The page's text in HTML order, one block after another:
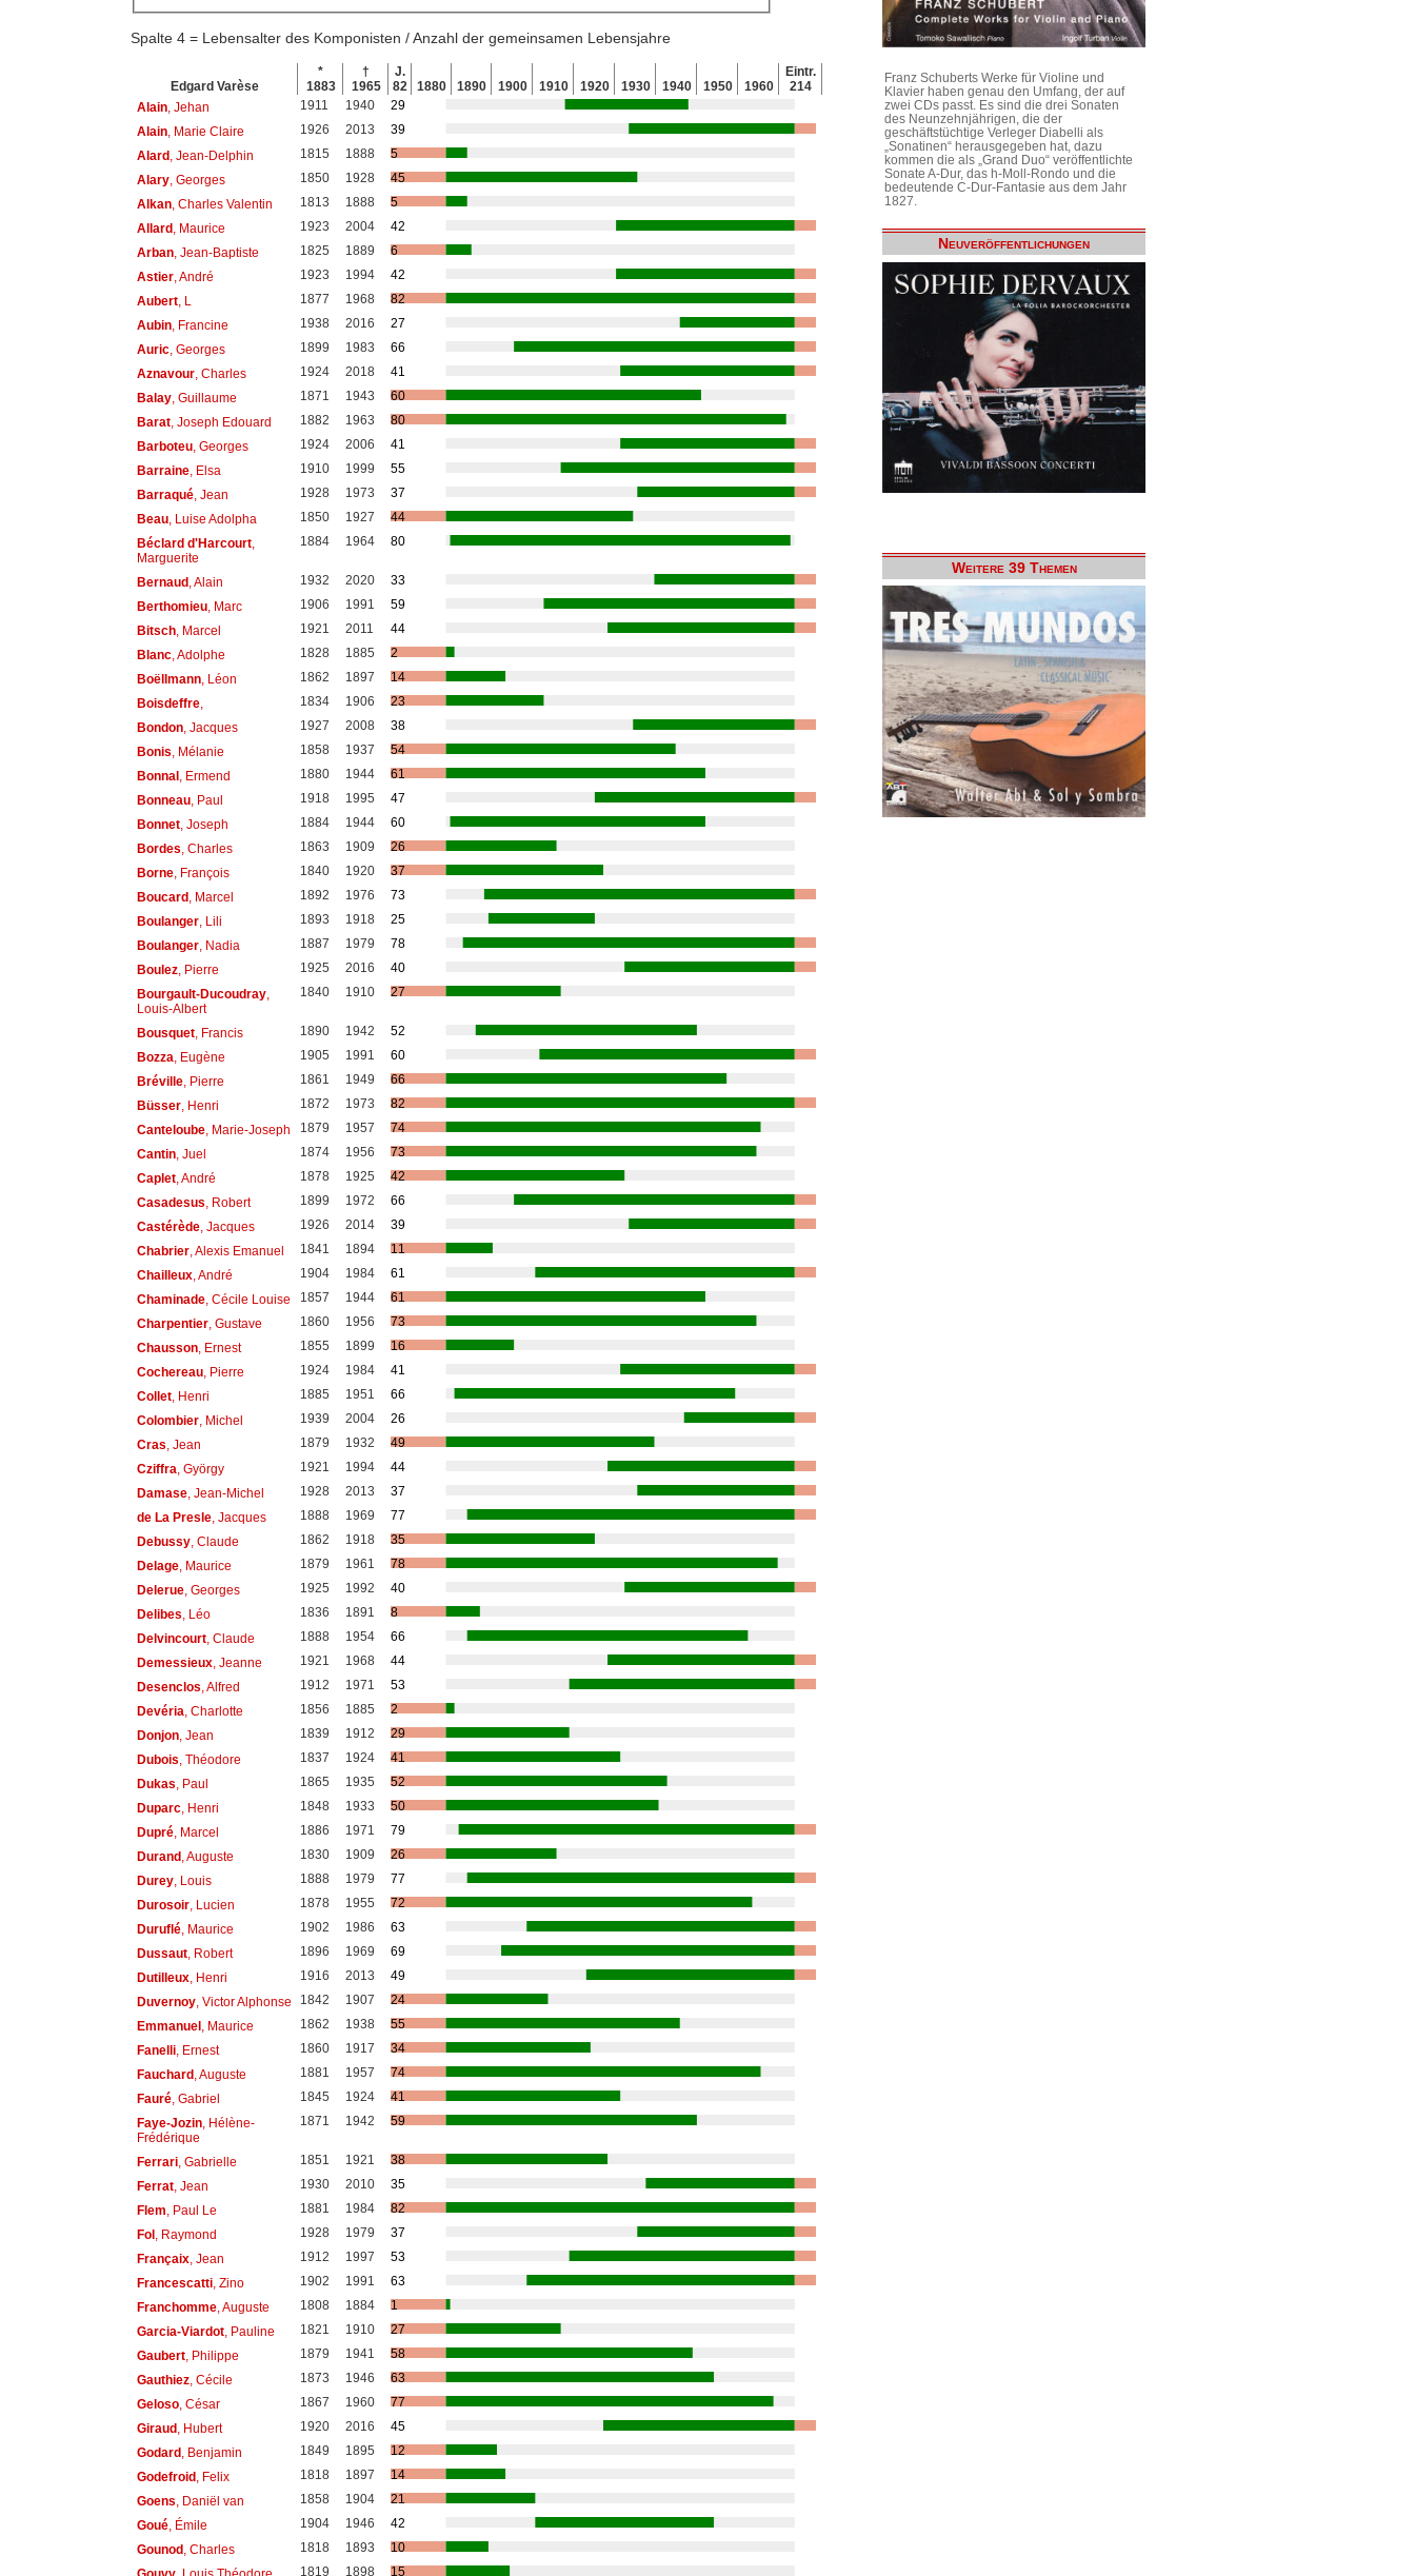
Spalte 4 = Lebensalter des Komponisten / Anzahl der gemeinsamen Lebensjahre
Edgard Varèse
*
1883
†
1965
J.
82
1880 1890 1900 1910 1920 1930 1940 1950 1960
Eintr.
214
Alain, Jehan 1911 1940
29
Alain, Marie Claire 1926 2013
39
Alard, Jean-Delphin 1815 1888
5
Alary, Georges 1850 1928
45
Alkan, Charles Valentin 1813 1888
5
Allard, Maurice 1923 2004
42
Arban, Jean-Baptiste 1825 1889
6
Astier, André 1923 1994
42
Aubert, L 1877 1968
82
Aubin, Francine 1938 2016
27
Auric, Georges 1899 1983
66
Aznavour, Charles 1924 2018
41
Balay, Guillaume 1871 1943
60
Barat, Joseph Edouard 1882 1963
80
Barboteu, Georges 1924 2006
41
Barraine, Elsa 1910 1999
55
Barraqué, Jean 1928 1973
37
Beau, Luise Adolpha 1850 1927
44
Béclard d'Harcourt,
Marguerite
1884 1964 80
Bernaud, Alain 1932 2020
33
Berthomieu, Marc 1906 1991
59
Bitsch, Marcel 1921 2011
44
Blanc, Adolphe 1828 1885
2
Boëllmann, Léon 1862 1897
14
Boisdeffre, 1834 1906
23
Bondon, Jacques 1927 2008
38
Bonis, Mélanie 1858 1937
54
Bonnal, Ermend 1880 1944
61
Bonneau, Paul 1918 1995
47
Bonnet, Joseph 1884 1944
60
Bordes, Charles 1863 1909
26
Borne, François 1840 1920
37
Boucard, Marcel 1892 1976
73
Boulanger, Lili 1893 1918
25
Boulanger, Nadia 1887 1979
78
Boulez, Pierre 1925 2016
40
Bourgault-Ducoudray,
Louis-Albert
1840 1910 27
Bousquet, Francis 1890 1942
52
Bozza, Eugène 1905 1991
60
Bréville, Pierre 1861 1949
66
Büsser, Henri 1872 1973
82
Canteloube, Marie-Joseph 1879 1957
74
Cantin, Juel 1874 1956
73
Caplet, André 1878 1925
42
Casadesus, Robert 1899 1972
66
Castérède, Jacques 1926 2014
39
Chabrier, Alexis Emanuel 1841 1894
11
Chailleux, André 1904 1984
61
Chaminade, Cécile Louise 1857 1944
61
Charpentier, Gustave 1860 1956
73
Chausson, Ernest 1855 1899
16
Cochereau, Pierre 1924 1984
41
Collet, Henri 1885 1951
66
Colombier, Michel 1939 2004
26
Cras, Jean 1879 1932
49
Cziffra, György 1921 1994
44
Damase, Jean-Michel 1928 2013
37
de La Presle, Jacques 1888 1969
77
Debussy, Claude 1862 1918
35
Delage, Maurice 1879 1961
78
Delerue, Georges 1925 1992
40
Delibes, Léo 1836 1891
8
Delvincourt, Claude 1888 1954
66
Demessieux, Jeanne 1921 1968
44
Desenclos, Alfred 1912 1971
53
Devéria, Charlotte 1856 1885
2
Donjon, Jean 1839 1912
29
Dubois, Théodore 1837 1924
41
Dukas, Paul 1865 1935
52
Duparc, Henri 1848 1933
50
Dupré, Marcel 1886 1971
79
Durand, Auguste 1830 1909
26
Durey, Louis 1888 1979
77
Durosoir, Lucien 1878 1955
72
Duruflé, Maurice 1902 1986
63
Dussaut, Robert 1896 1969
69
Dutilleux, Henri 1916 2013
49
Duvernoy, Victor Alphonse 1842 1907
24
Emmanuel, Maurice 1862 1938
55
Fanelli, Ernest 1860 1917
34
Fauchard, Auguste 1881 1957
74
Fauré, Gabriel 1845 1924
41
Faye-Jozin, Hélène-
Frédérique
1871 1942 59
Ferrari, Gabrielle 1851 1921
38
Ferrat, Jean 1930 2010
35
Flem, Paul Le 1881 1984
82
Fol, Raymond 1928 1979
37
Françaix, Jean 1912 1997
53
Francescatti, Zino 1902 1991
63
Franchomme, Auguste 1808 1884
1
Garcia-Viardot, Pauline 1821 1910
27
Gaubert, Philippe 1879 1941
58
Gauthiez, Cécile 1873 1946
63
Geloso, César 1867 1960
77
Giraud, Hubert 1920 2016
45
Godard, Benjamin 1849 1895
12
Godefroid, Felix 1818 1897
14
Goens, Daniël van 1858 1904
21
Goué, Émile 1904 1946
42
Gounod, Charles 1818 1893
10
1819 1898 15
Franz Schuberts Werke für Violine und
Klavier haben genau den Umfang, der auf
zwei CDs passt. Es sind die drei Sonaten
des Neunzehnjährigen, die der
geschäftstüchtige Verleger Diabelli als
„Sonatinen“ herausgegeben hat, dazu
kommen die als „Grand Duo“ veröffentlichte
Sonate A-Dur, das h-Moll-Rondo und die
bedeutende C-Dur-Fantasie aus dem Jahr
1827.
Neuveröffentlichungen
Weitere 39 Themen